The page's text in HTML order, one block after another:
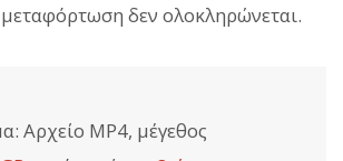
δεν ολοκληρώνεται.
Αρχείο MP4, μέγεθος